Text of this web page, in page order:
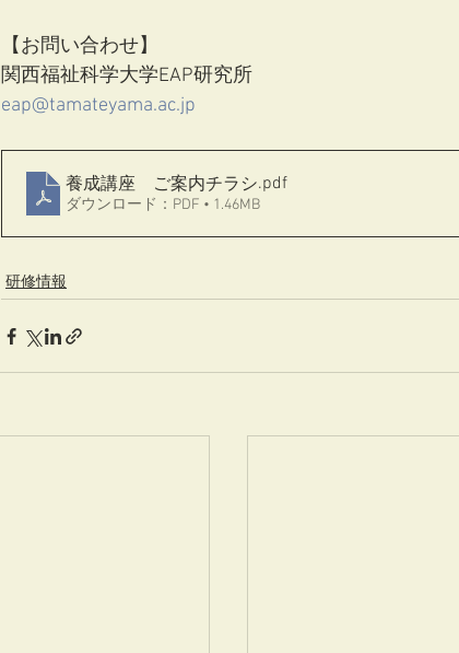
【お問い合わせ】
関西福祉科学大学EAP研究所
eap@tamateyama.ac.jp
養成講座 ご案内チラシ.pdf
ダウンロード：PDF • 1.46MB
研修情報